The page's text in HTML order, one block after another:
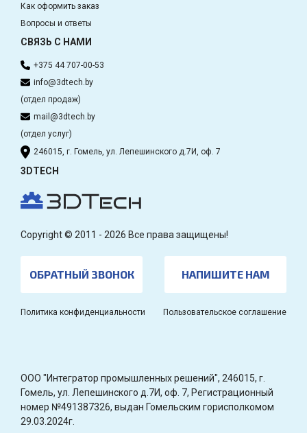
Как оформить заказ
Вопросы и ответы
СВЯЗЬ С НАМИ
+375 44 707-00-53
info@3dtech.by
(отдел продаж)
mail@3dtech.by
(отдел услуг)
246015, г. Гомель, ул. Лепешинского д.7И, оф. 7
3DTECH
Copyright © 2011 - 2026 Все права защищены!
ОБРАТНЫЙ ЗВОНОК НАПИШИТЕ НАМ
Политика конфиденциальности Пользовательское соглашение
OOO "Интегратор промышленных решений", 246015, г.
Гомель, ул. Лепешинского д.7И, оф. 7, Регистрационный
номер №491387326, выдан Гомельским горисполкомом
29.03.2024г.